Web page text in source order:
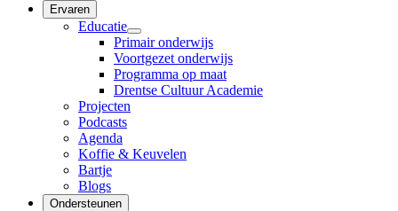
Ervaren
Educatie
Primair onderwijs
Voortgezet onderwijs
Programma op maat
Drentse Cultuur Academie
Projecten
Podcasts
Agenda
Koffie & Keuvelen
Bartje
Blogs
Ondersteunen